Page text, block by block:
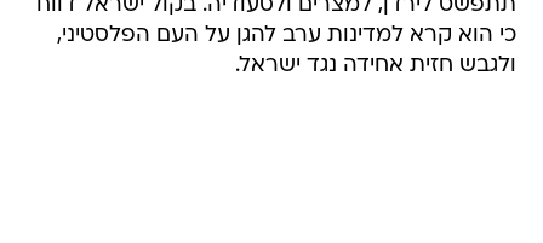
תתפשט לירדן, למצרים ולסעודיה. בקול ישראל דווח
כי הוא קרא למדינות ערב להגן על העם הפלסטיני,
ולגבש חזית אחידה נגד ישראל.